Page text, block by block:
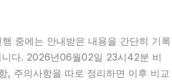
중에는 안내받은 내용을 간단히 기록
다. 2026년06월02일 23시42분 비
, 주의사항을 따로 정리하면 이후 비교